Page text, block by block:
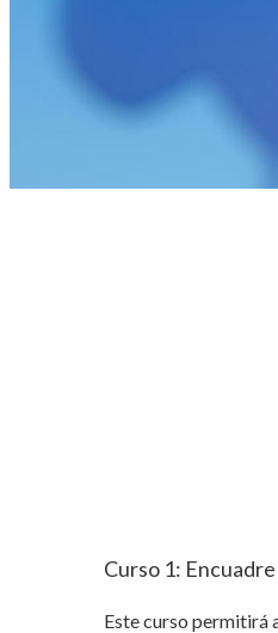
Curso 1:
Este curso permitirá